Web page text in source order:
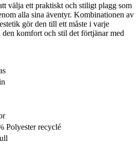
välja ett praktiskt och stiligt plagg som
alla sina äventyr. Kombinationen av
gör den till ett måste i varje
komfort och stil det förtjänar med
Polyester recyclé